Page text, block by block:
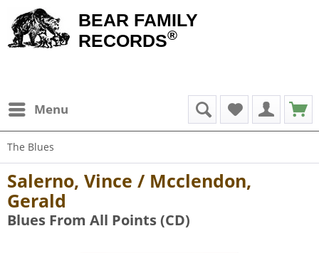
BEAR FAMILY
RECORDS®
Menu
The Blues
Salerno, Vince / Mcclendon,
Gerald
Blues From All Points (CD)